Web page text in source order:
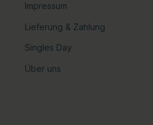
Impressum
Lieferung & Zahlung
Singles Day
Über uns